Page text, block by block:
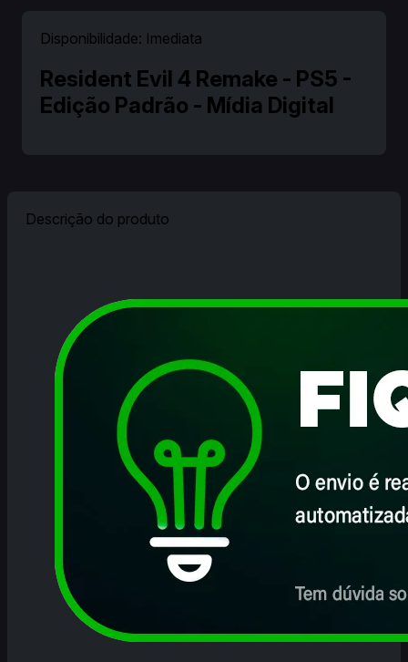
Disponibilidade: Imediata
Resident Evil 4 Remake - PS5 -
Edição Padrão - Mídia Digital
Descrição do produto